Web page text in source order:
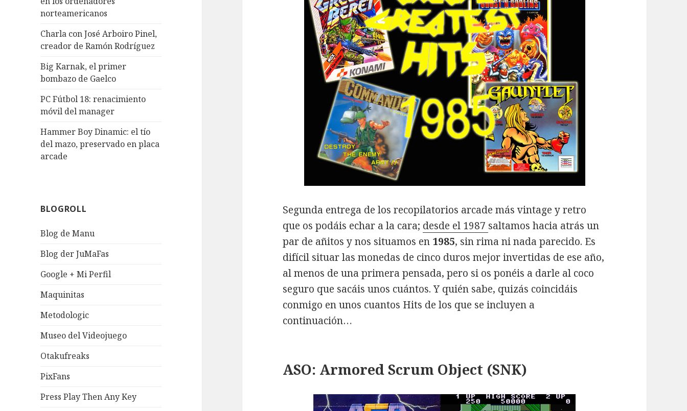
norteamericanos
Charla con José Arboiro Pinel,
creador de Ramón Rodríguez
Big Karnak, el primer
bombazo de Gaelco
PC Fútbol 18: renacimiento
móvil del manager
Hammer Boy Dinamic: el tío
del mazo, preservado en placa
arcade
BLOGROLL
Blog de Manu
Blog der JuMaFas
Google + Mi Perfil
Maquinitas
Metodologic
Museo del Videojuego
Otakufreaks
PixFans
Press Play Then Any Key
Segunda entrega de los recopilatorios arcade más vintage y retro
que os podáis echar a la cara; desde el 1987 saltamos hacia atrás un
par de añitos y nos situamos en 1985, sin rima ni nada parecido. Es
difícil situar las monedas de cinco duros mejor invertidas de ese año,
al menos de una primera pensada, pero si os ponéis a darle al coco
seguro que sacáis unos cuántos. Y quién sabe, quizás coincidáis
conmigo en unos cuantos Hits de los que se incluyen a
continuación…
ASO: Armored Scrum Object (SNK)